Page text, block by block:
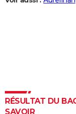
DICTIONNAIRE
Dictionnaire
Biographies
Citations
Expressions
Proverbes
PROGRAMME TV
RÉSULTAT DU
SAVOIR